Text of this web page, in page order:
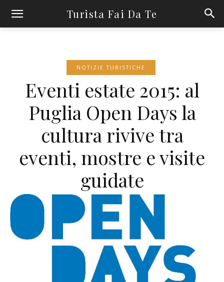
Turista Fai Da Te
NOTIZIE TURISTICHE
Eventi estate 2015: al
Puglia Open Days la
cultura rivive tra
eventi, mostre e visite
guidate